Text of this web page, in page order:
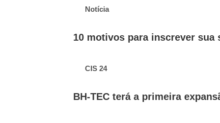
Notícia
10 motivos para inscrever sua
CIS 24
BH-TEC terá a primeira